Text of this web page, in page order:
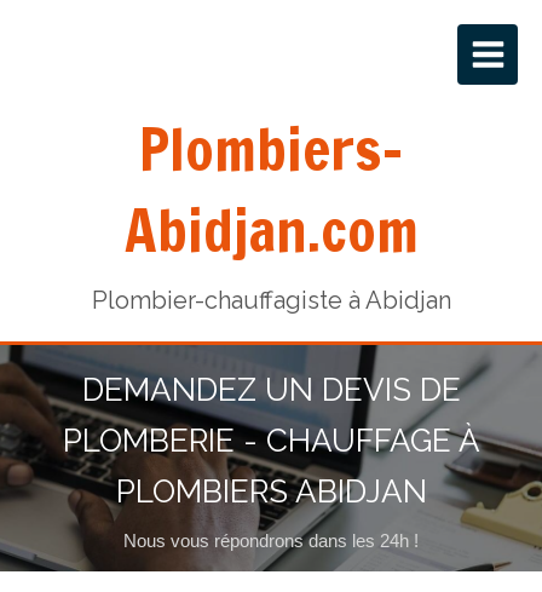
Plombiers-
Abidjan.com
Plombier-chauffagiste à Abidjan
DEMANDEZ UN DEVIS DE
PLOMBERIE - CHAUFFAGE À
PLOMBIERS ABIDJAN
Nous vous répondrons dans les 24h !